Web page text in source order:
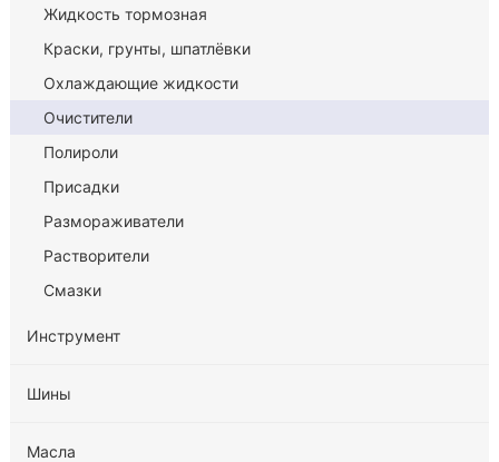
Жидкость тормозная
Краски, грунты, шпатлёвки
Охлаждающие жидкости
Очистители
Полироли
Присадки
Размораживатели
Растворители
Смазки
Инструмент
Шины
Масла